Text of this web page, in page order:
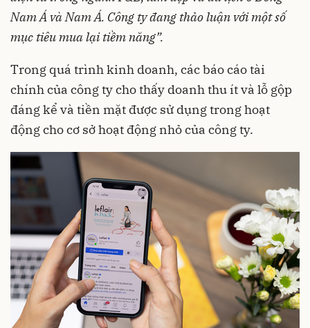
Nam Á và Nam Á. Công ty đang thảo luận với một số
mục tiêu mua lại tiềm năng”.
Trong quá trình kinh doanh, các báo cáo tài
chính của công ty cho thấy doanh thu ít và lỗ gộp
đáng kể và tiền mặt được sử dụng trong hoạt
động cho cơ sở hoạt động nhỏ của công ty.